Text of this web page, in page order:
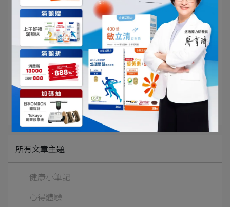
立扣繳憑單。中獎者若為未成年人，應檢附戶籍謄
本並提出法定代理人同意書。若得獎者不願先行繳
納本項稅金，視同放棄中獎資格，且不得異議。中
獎者參加本活動而需支 付任何稅捐皆為中獎者之法
定義務，概與主辦單位/執行單位無關。前述稅捐法
規如有更新或變動者，依修正後之規定辦理。
所有文章主題
健康小筆記
心得體驗